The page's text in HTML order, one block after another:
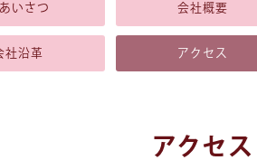
いさつ 会社概要
社沿革 アクセス
アクセス